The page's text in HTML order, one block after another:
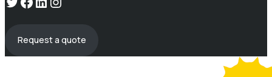
Request a quote